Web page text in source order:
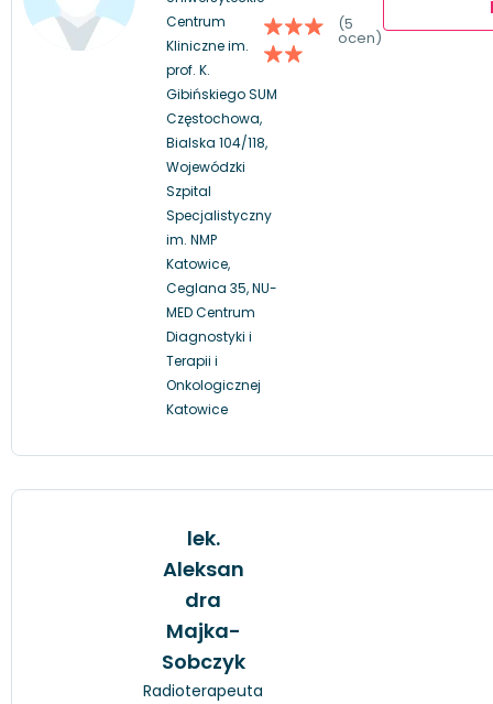
Centrum
Kliniczne im.
prof. K.
Gibińskiego SUM
Częstochowa,
Bialska 104/118,
Wojewódzki
Szpital
Specjalistyczny
im. NMP
Katowice,
Ceglana 35, NU-
MED Centrum
Diagnostyki i
Terapii i
Onkologicznej
Katowice
(5
ocen)
lek.
Aleksan
dra
Majka-
Sobczyk
Radioterapeuta